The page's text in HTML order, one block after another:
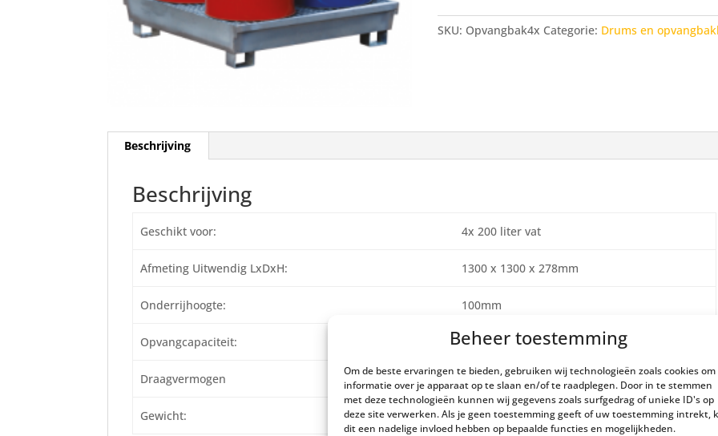
Beheer toestemming
Om de beste ervaringen te bieden, gebruiken wij technologieën zoals cookies om
informatie over je apparaat op te slaan en/of te raadplegen. Door in te stemmen
met deze technologieën kunnen wij gegevens zoals surfgedrag of unieke ID's op
deze site verwerken. Als je geen toestemming geeft of uw toestemming intrekt,
dit een nadelige invloed hebben op bepaalde functies en mogelijkheden.
SKU: Opvangbak4x Categorie: Drums en
Beschrijving
Beschrijving
Geschikt voor: 4x 200 liter vat
Afmeting Uitwendig LxDxH: 1300 x 1300 x 278mm
Onderrijhoogte: 100mm
Opvangcapaciteit: 220 liter
Draagvermogen 1.000 kg/m2
Gewicht: 94 kg